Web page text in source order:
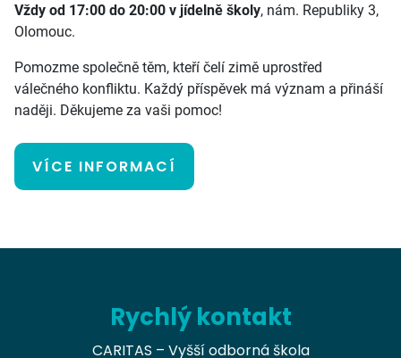
Vždy od 17:00 do 20:00 v jídelně školy, nám. Republiky 3,
Olomouc.
Pomozme společně těm, kteří čelí zimě uprostřed
válečného konfliktu. Každý příspěvek má význam a přináší
naději. Děkujeme za vaši pomoc!
VÍCE INFORMACÍ
Rychlý kontakt
CARITAS – Vyšší odborná škola